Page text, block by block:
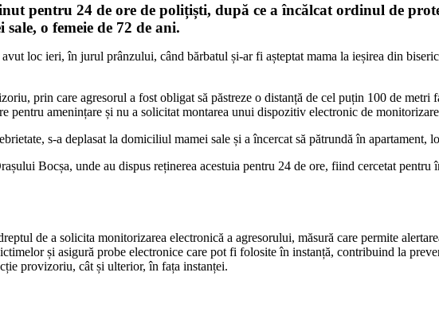
pentru 24 de ore de polițiști, după ce a încălcat ordinul de
o femeie de 72 de ani.
loc ieri, în jurul prânzului, când bărbatul și-ar fi așteptat mama la ieșirea din
prin care agresorul a fost obligat să păstreze o distanță de cel puțin 100 de metri
pentru amenințare și nu a solicitat montarea unui dispozitiv electronic de
s-a deplasat la domiciliul mamei sale și a încercat să pătrundă în apartament,
Bocșa, unde au dispus reținerea acestuia pentru 24 de ore, fiind cercetat
de a solicita monitorizarea electronică a agresorului, măsură care permite
și asigură probe electronice care pot fi folosite în instanță, contribuind la
provizoriu, cât și ulterior, în fața instanței.